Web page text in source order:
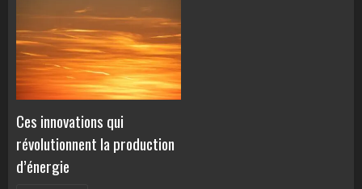
Ces innovations qui
révolutionnent la production
d’énergie